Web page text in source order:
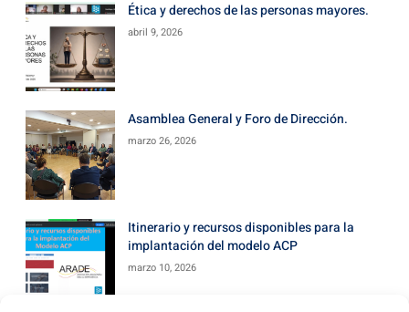
Ética y derechos de las personas mayores.
abril 9, 2026
Asamblea General y Foro de Dirección.
marzo 26, 2026
Itinerario y recursos disponibles para la
implantación del modelo ACP
marzo 10, 2026